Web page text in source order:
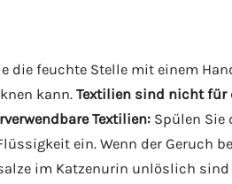
die feuchte Stelle mit einem
kann. Textilien sind nicht für
Textilien: Spülen Sie
ein. Wenn der Geruch
im Katzenurin unlöslich